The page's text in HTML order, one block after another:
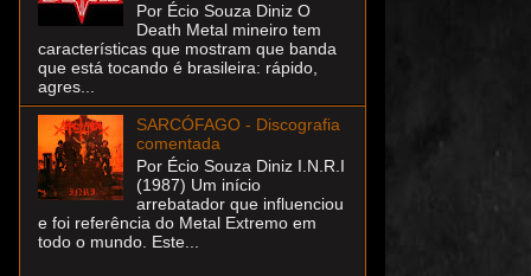
Por Écio Souza Diniz O
Death Metal mineiro tem
características que mostram que banda
que está tocando é brasileira: rápido,
agres...
SARCÓFAGO - Discografia
comentada
Por Écio Souza Diniz I.N.R.I
(1987) Um início
arrebatador que influenciou
e foi referência do Metal Extremo em
todo o mundo. Este...